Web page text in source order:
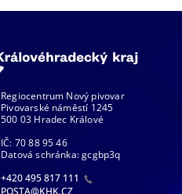
Regiocentrum Nový pivovar
Pivovarské náměstí 1245
500 03 Hradec Králové
IČ: 70 88 95 46
Datová schránka: gcgbp3q
+420 495 817 111
POSTA@KHK.CZ